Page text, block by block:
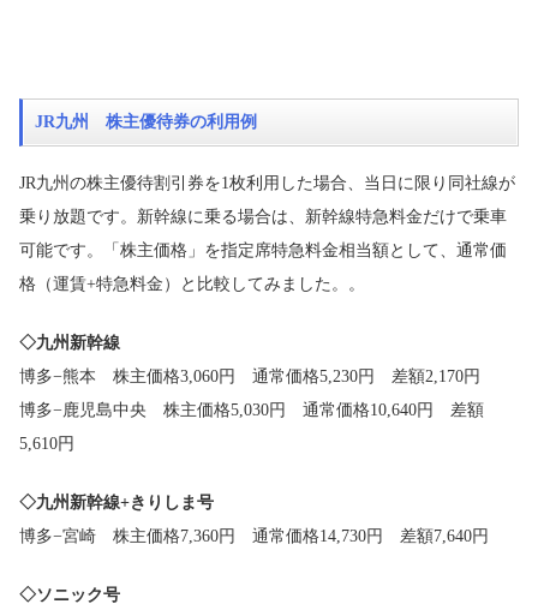
JR九州 株主優待券の利用例
JR九州の株主優待割引券を1枚利用した場合、当日に限り同社線が
乗り放題です。新幹線に乗る場合は、新幹線特急料金だけで乗車
可能です。「株主価格」を指定席特急料金相当額として、通常価
格（運賃+特急料金）と比較してみました。。
◇九州新幹線
博多−熊本 株主価格3,060円 通常価格5,230円 差額2,170円
博多−鹿児島中央 株主価格5,030円 通常価格10,640円 差額
5,610円
◇九州新幹線+きりしま号
博多−宮崎 株主価格7,360円 通常価格14,730円 差額7,640円
◇ソニック号